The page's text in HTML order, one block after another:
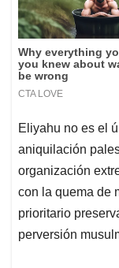
Eliyahu no es el
aniquilación
organización
con la quema de
prioritario
perversión